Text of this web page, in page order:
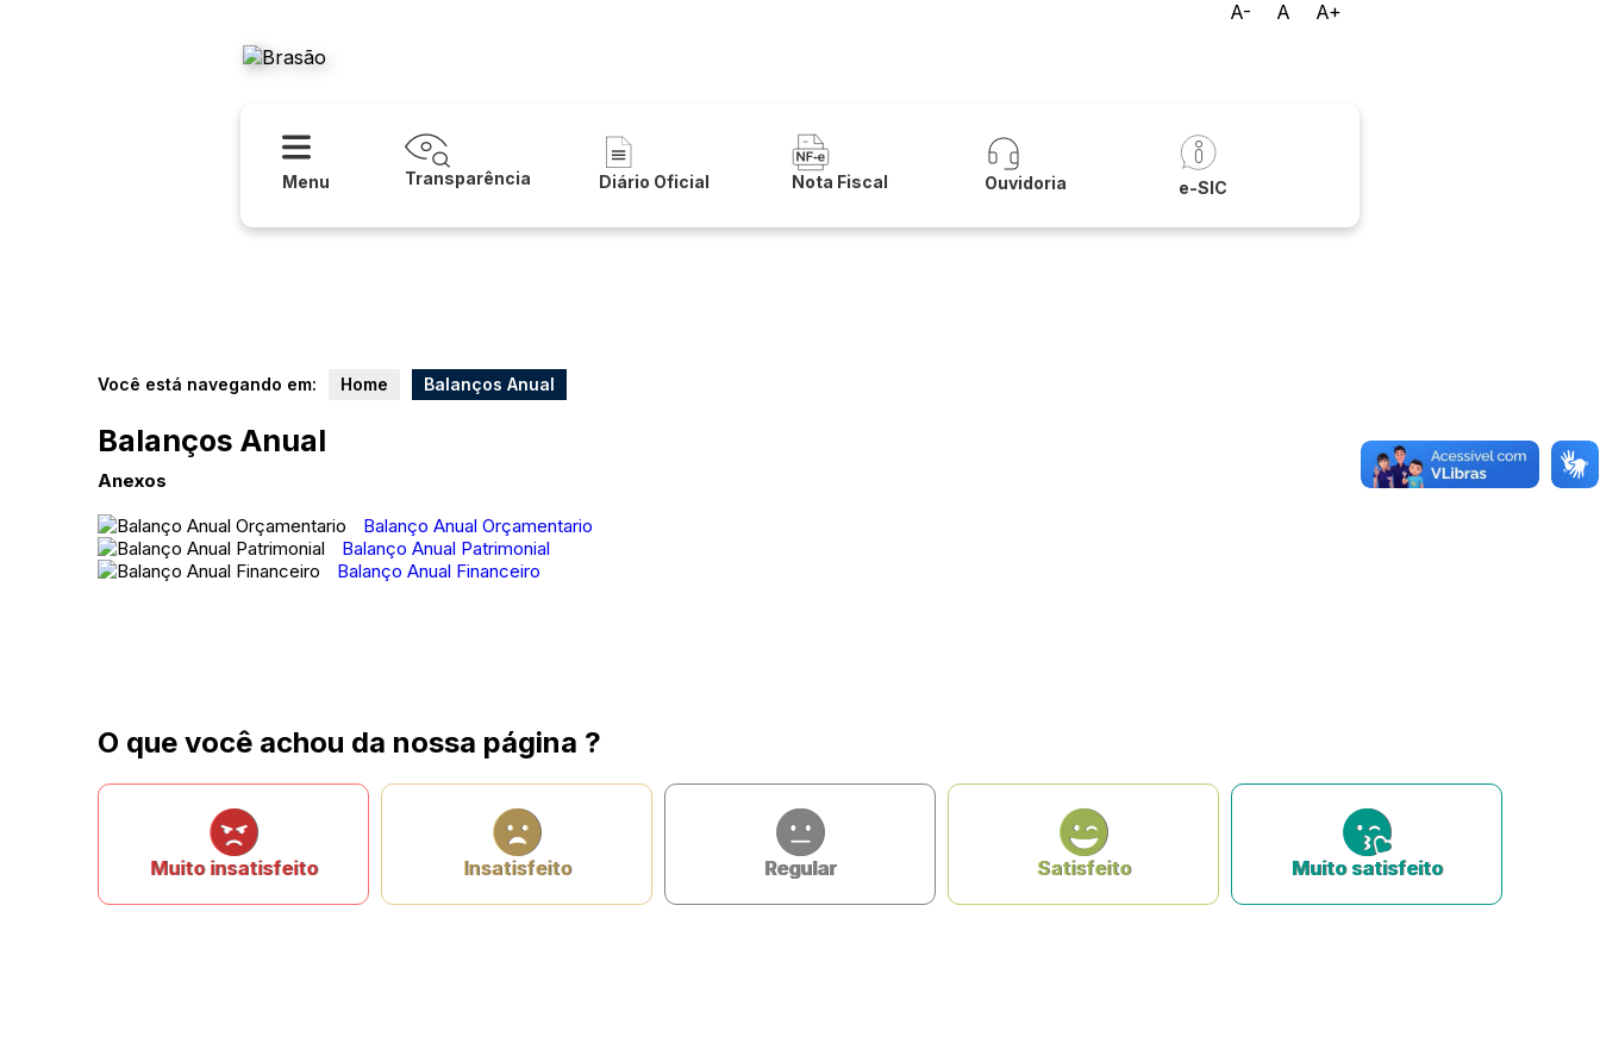
A- A
A+
Menu Transparência Diário Oficial Nota Fiscal Ouvidoria e-SIC
Você está navegando em: Home Balanços Anual
Balanços Anual
Anexos
Balanço Anual Orçamentario
Balanço Anual Patrimonial
Balanço Anual Financeiro
O que você achou da nossa página ?
Muito insatisfeito Insatisfeito Regular Satisfeito Muito satisfeito